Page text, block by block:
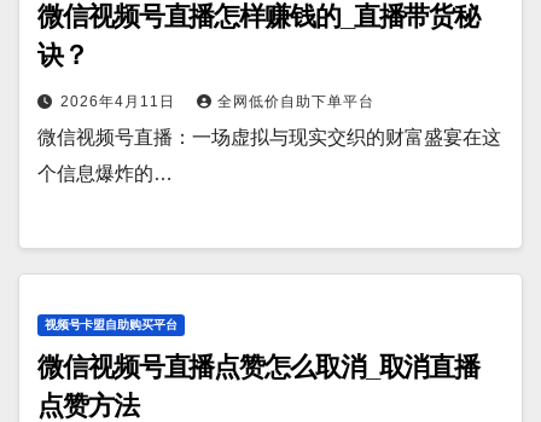
微信视频号直播怎样赚钱的_直播带货秘
诀？
2026年4月11日 全网低价自助下单平台
微信视频号直播：一场虚拟与现实交织的财富盛宴在这
个信息爆炸的…
视频号卡盟自助购买平台
微信视频号直播点赞怎么取消_取消直播
点赞方法